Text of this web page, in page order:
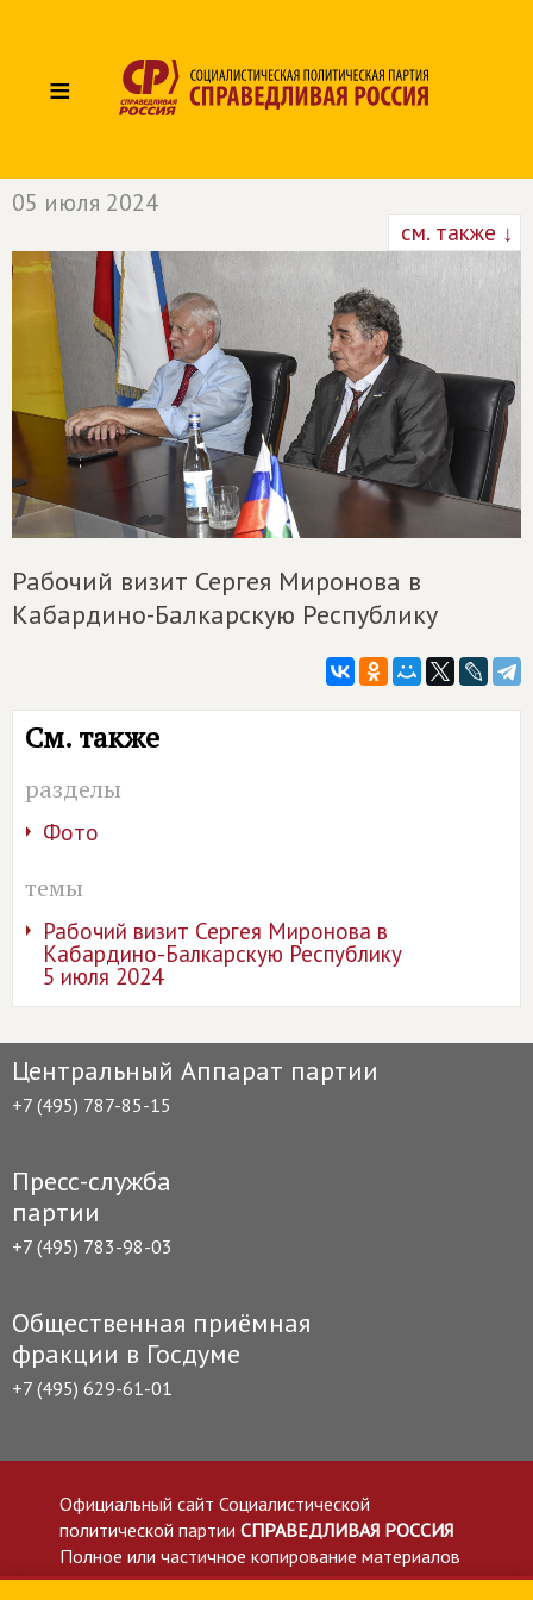
≡
05 июля 2024
см. также ↓
Рабочий визит Сергея Миронова в
Кабардино-Балкарскую Республику
См. также
разделы
Фото
темы
Рабочий визит Сергея Миронова в
Кабардино-Балкарскую Республику
5 июля 2024
Центральный Аппарат партии
+7 (495) 787-85-15
Пресс-служба
партии
+7 (495) 783-98-03
Общественная приёмная
фракции в Госдуме
+7 (495) 629-61-01
Официальный сайт Социалистической
политической партии СПРАВЕДЛИВАЯ РОССИЯ
Полное или частичное копирование материалов
приветствуется со ссылкой на сайт spravedlivo.ru